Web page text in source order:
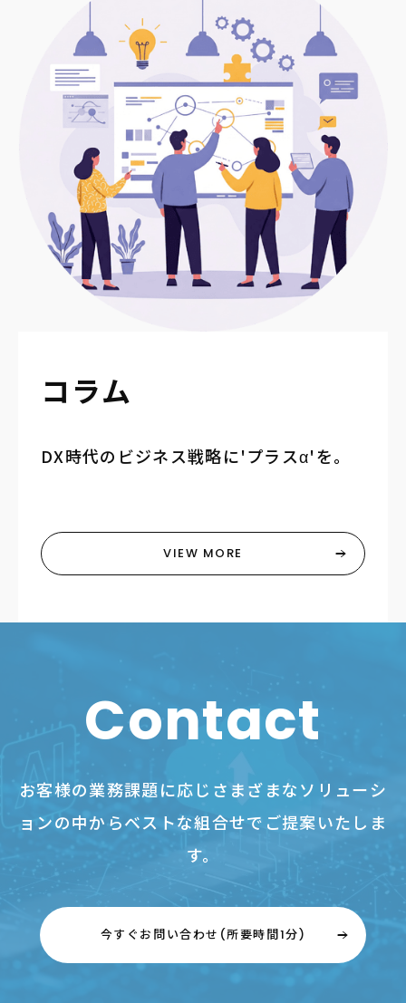
コラム
DX時代のビジネス戦略に'プラスα'を。
VIEW MORE
Contact
お客様の業務課題に応じさまざまなソリューシ
ョンの中からベストな組合せでご提案いたしま
す。
今すぐお問い合わせ(所要時間1分)